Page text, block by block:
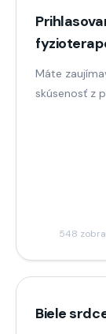
Máte
skúsenosť z
548
Biele